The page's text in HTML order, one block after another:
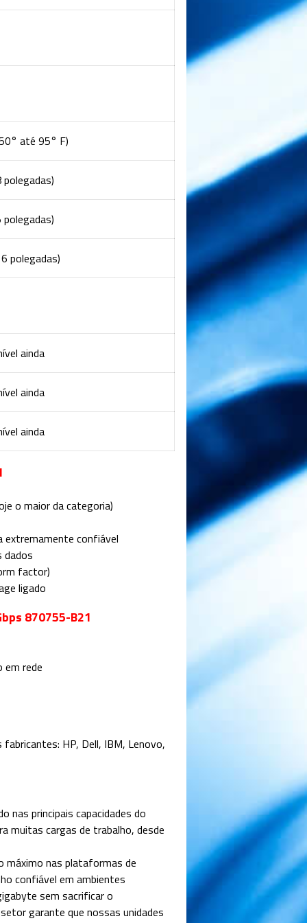
até 95° F)
polegadas)
ainda
ainda
ainda
o maior da categoria)
extremamente confiável
dados
factor)
ligado
870755-B21
em rede
HP, Dell, IBM, Lenovo,
nas principais capacidades do
muitas cargas de trabalho, desde
máximo nas plataformas de
confiável em ambientes
sem sacrificar o
garante que nossas unidades